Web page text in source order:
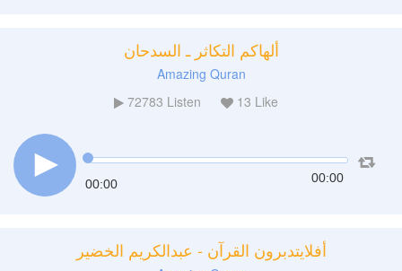
ألهاكم التكاثر ـ السدحان
Amazing Quran
72783 Listen 13 Like
00:00 00:00
أفلايتدبرون القرآن - عبدالكريم الخضير